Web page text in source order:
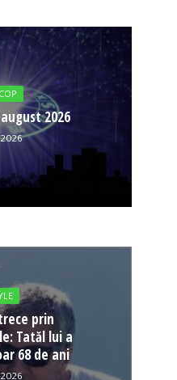
august 2026
prin
Tatăl lui a
68 de ani